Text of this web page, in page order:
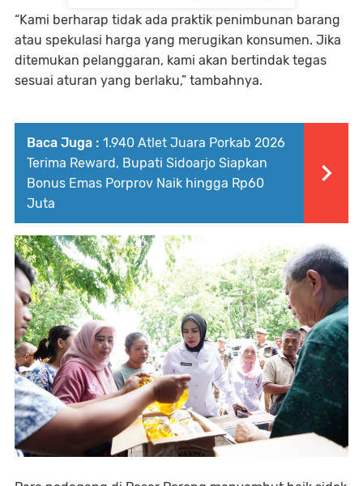
“Kami berharap tidak ada praktik penimbunan barang
atau spekulasi harga yang merugikan konsumen. Jika
ditemukan pelanggaran, kami akan bertindak tegas
sesuai aturan yang berlaku,” tambahnya.
Baca Juga : 1.940 Atlet Juara Porkab 2026
Terima Reward, Bupati Sidoarjo Siapkan
Bonus Emas Porprov Naik hingga Rp60
Juta